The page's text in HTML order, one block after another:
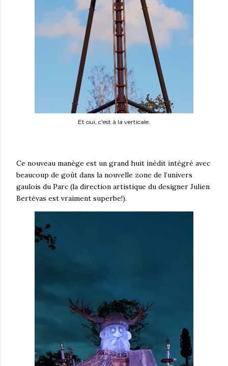
Et oui, c'est à la verticale.
Ce nouveau manège est un grand huit inédit intégré avec
beaucoup de goût dans la nouvelle zone de l’univers
gaulois du Parc (la direction artistique du designer Julien
Bertévas est vraiment superbe!).